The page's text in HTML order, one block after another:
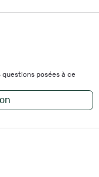
posées à ce